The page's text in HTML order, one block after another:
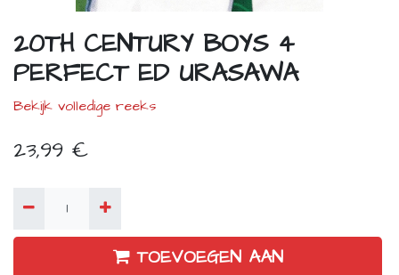
20TH CENTURY BOYS 4
PERFECT ED URASAWA
Bekijk volledige reeks
23,99 €
TOEVOEGEN AAN